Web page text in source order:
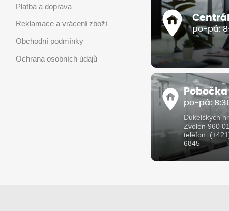
Platba a doprava
Reklamace a vrácení zboží
Obchodní podmínky
Ochrana osobních údajů
po-pá:
Pobočka
po-pá:
Dukelských
Zvolen 960 01
telefon:
6845